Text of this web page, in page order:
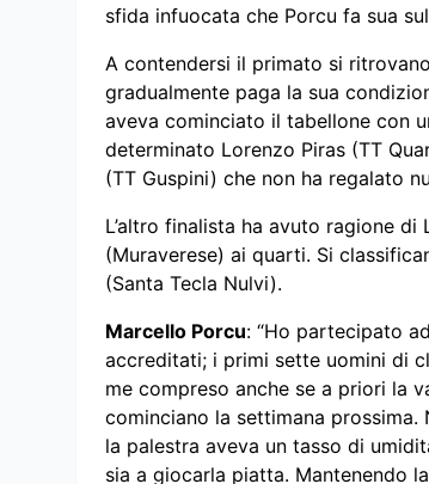
sfida infuocata che Porcu fa sua
A contendersi il primato si
gradualmente paga la sua
aveva cominciato il tabellone con
determinato Lorenzo Piras (TT
(TT Guspini) che non ha regalato
L’altro finalista ha avuto ragione
(Muraverese) ai quarti. Si
(Santa Tecla Nulvi).
Marcello Porcu: “Ho partecipato
accreditati; i primi sette uomini di
me compreso anche se a priori la
cominciano la settimana
la palestra aveva un tasso di
sia a giocarla piatta. Mantenendo